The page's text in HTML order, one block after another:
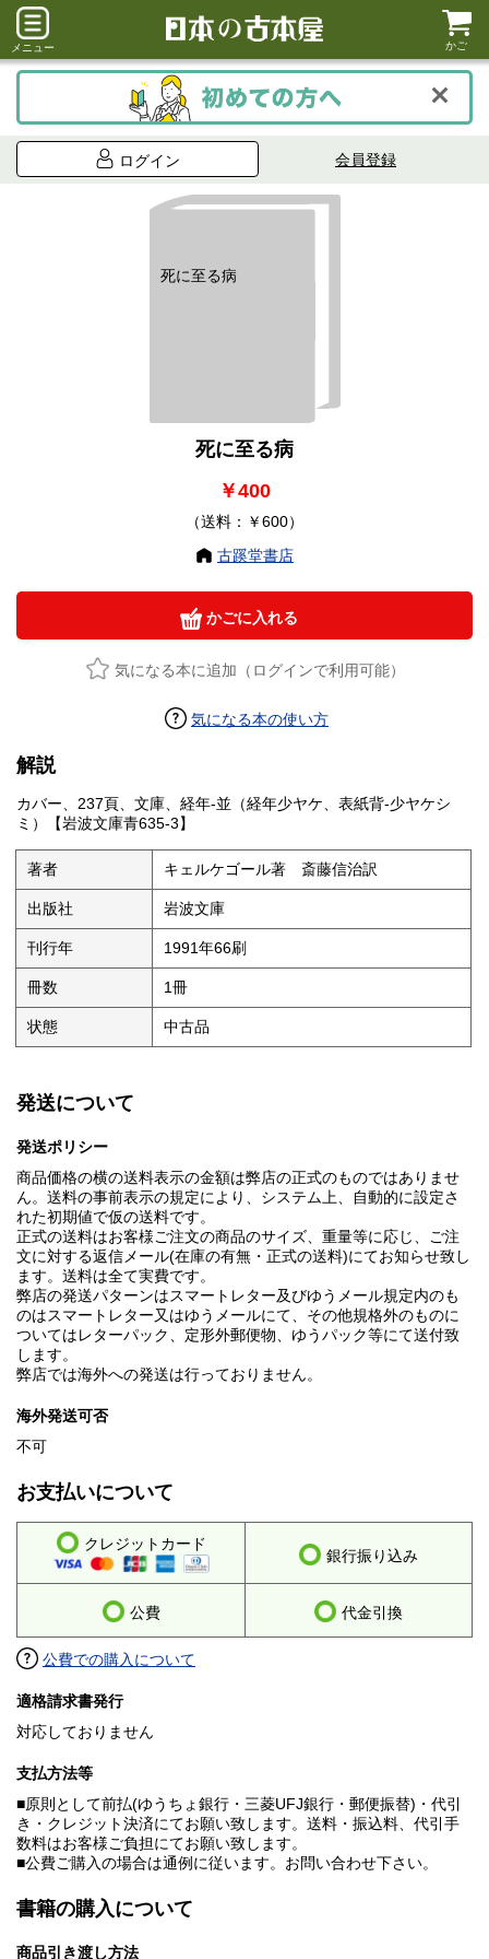
メニュー かご
ログイン 会員登録
死に至る病
死に至る病
￥400
（送料：￥600）
古蹊堂書店
かごに入れる
気になる本に追加（ログインで利用可能）
気になる本の使い方
解説
カバー、237頁、文庫、経年-並（経年少ヤケ、表紙背-少ヤケシ
ミ）【岩波文庫青635-3】
著者 キェルケゴール著 斎藤信治訳
出版社 岩波文庫
刊行年 1991年66刷
冊数 1冊
状態 中古品
発送について
発送ポリシー
商品価格の横の送料表示の金額は弊店の正式のものではありませ
ん。送料の事前表示の規定により、システム上、自動的に設定さ
れた初期値で仮の送料です。
正式の送料はお客様ご注文の商品のサイズ、重量等に応じ、ご注
文に対する返信メール(在庫の有無・正式の送料)にてお知らせ致し
ます。送料は全て実費です。
弊店の発送パターンはスマートレター及びゆうメール規定内のも
のはスマートレター又はゆうメールにて、その他規格外のものに
ついてはレターパック、定形外郵便物、ゆうパック等にて送付致
します。
弊店では海外への発送は行っておりません。
海外発送可否
不可
お支払いについて
クレジットカード
銀行振り込み
公費 代金引換
公費での購入について
適格請求書発行
対応しておりません
支払方法等
■原則として前払(ゆうちょ銀行・三菱UFJ銀行・郵便振替)・代引
き・クレジット決済にてお願い致します。送料・振込料、代引手
数料はお客様ご負担にてお願い致します。
■公費ご購入の場合は通例に従います。お問い合わせ下さい。
書籍の購入について
商品引き渡し方法